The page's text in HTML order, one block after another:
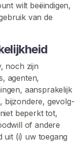
wilt beëindigen,
van de
noch zijn
agenten,
aansprakelijk
bijzondere, gevolg-
beperkt tot,
of andere
uit (i) uw toegang